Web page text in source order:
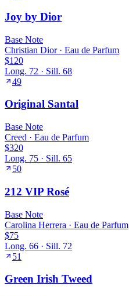
Joy by Dior
Base Note
Christian Dior· Eau de Parfum
$120
Long. 72 · Sill. 68
49
Original Santal
Base Note
Creed · Eau de Parfum
$320
Long. 75 · Sill. 65
50
212 VIP Rosé
Base Note
Carolina Herrera · Eau de Parfum
$75
Long. 66 · Sill. 72
51
Green Irish Tweed